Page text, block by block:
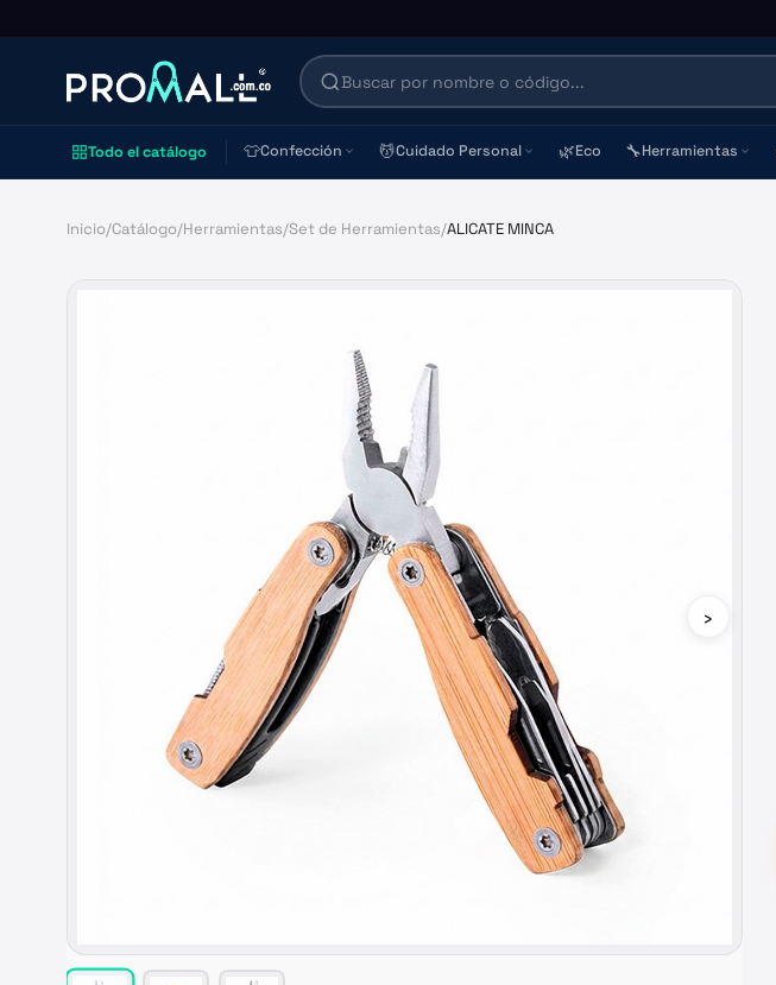
Todo el catálogo 👕Confección 💆Cuidado Personal 🌿Eco 🔧Herramientas
Inicio/Catálogo/Herramientas/Set de Herramientas/ALICATE MINCA
›